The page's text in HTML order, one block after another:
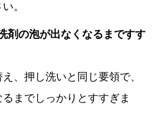
。
剤の泡が出なくなるまですす
、押し洗いと同じ要領で、
までしっかりとすすぎま